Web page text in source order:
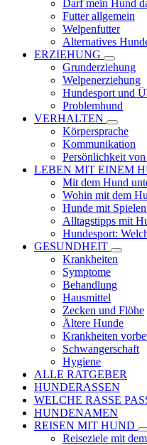
Darf mein Hund
Futter allgemein
Welpenfutter
Alternatives
ERZIEHUNG
Grunderziehung
Welpenerziehung
Hundesport und
Problemhund
VERHALTEN
Körpersprache
Kommunikation
Persönlichkeit
LEBEN MIT EINEM
Mit dem Hund
Wohin mit dem
Hunde mit
Alltagstipps mit
Hundesport:
GESUNDHEIT
Krankheiten
Symptome
Behandlung
Hausmittel
Zecken und Flöhe
Ältere Hunde
Krankheiten
Schwangerschaft
Hygiene
ALLE RATGEBER
HUNDERASSEN
WELCHE RASSE
HUNDENAMEN
REISEN MIT HUND
Reiseziele mit